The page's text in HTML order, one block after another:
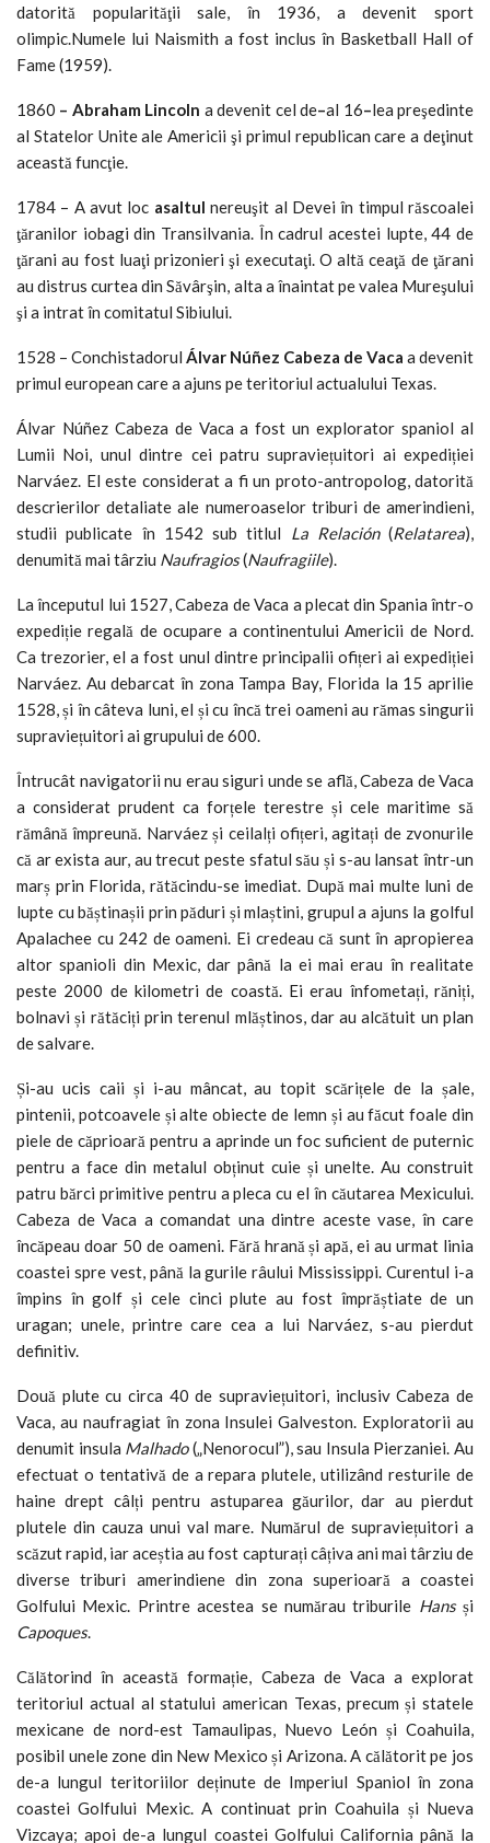
datorită popularităţii sale, în 1936, a devenit sport
olimpic.Numele lui Naismith a fost inclus în Basketball Hall of
Fame (1959).
1860 – Abraham Lincoln a devenit cel de–al 16–lea preşedinte
al Statelor Unite ale Americii şi primul republican care a deţinut
această funcţie.
1784 – A avut loc asaltul nereuşit al Devei în timpul răscoalei
ţăranilor iobagi din Transilvania. În cadrul acestei lupte, 44 de
ţărani au fost luaţi prizonieri şi executaţi. O altă ceaţă de ţărani
au distrus curtea din Săvârşin, alta a înaintat pe valea Mureşului
şi a intrat în comitatul Sibiului.
1528 – Conchistadorul Álvar Núñez Cabeza de Vaca a devenit
primul european care a ajuns pe teritoriul actualului Texas.
Álvar Núñez Cabeza de Vaca a fost un explorator spaniol al
Lumii Noi, unul dintre cei patru supraviețuitori ai expediției
Narváez. El este considerat a fi un proto-antropolog, datorită
descrierilor detaliate ale numeroaselor triburi de amerindieni,
studii publicate în 1542 sub titlul La Relación(Relatarea),
denumită mai târziu Naufragios(Naufragiile).
La începutul lui 1527, Cabeza de Vaca a plecat din Spania într-o
expediție regală de ocupare a continentului Americii de Nord.
Ca trezorier, el a fost unul dintre principalii ofițeri ai expediției
Narváez. Au debarcat în zona Tampa Bay, Florida la 15 aprilie
1528, și în câteva luni, el și cu încă trei oameni au rămas singurii
supraviețuitori ai grupului de 600.
Întrucât navigatorii nu erau siguri unde se află, Cabeza de Vaca
a considerat prudent ca forțele terestre și cele maritime să
rămână împreună. Narváez și ceilalți ofițeri, agitați de zvonurile
că ar exista aur, au trecut peste sfatul său și s-au lansat într-un
marș prin Florida, rătăcindu-se imediat. După mai multe luni de
lupte cu băștinașii prin păduri și mlaștini, grupul a ajuns la golful
Apalachee cu 242 de oameni. Ei credeau că sunt în apropierea
altor spanioli din Mexic, dar până la ei mai erau în realitate
peste 2000 de kilometri de coastă. Ei erau înfometați, răniți,
bolnavi și rătăciți prin terenul mlăștinos, dar au alcătuit un plan
de salvare.
Și-au ucis caii și i-au mâncat, au topit scărițele de la șale,
pintenii, potcoavele și alte obiecte de lemn și au făcut foale din
piele de căprioară pentru a aprinde un foc suficient de puternic
pentru a face din metalul obținut cuie și unelte. Au construit
patru bărci primitive pentru a pleca cu el în căutarea Mexicului.
Cabeza de Vaca a comandat una dintre aceste vase, în care
încăpeau doar 50 de oameni. Fără hrană și apă, ei au urmat linia
coastei spre vest, până la gurile râului Mississippi. Curentul i-a
împins în golf și cele cinci plute au fost împrăștiate de un
uragan; unele, printre care cea a lui Narváez, s-au pierdut
definitiv.
Două plute cu circa 40 de supraviețuitori, inclusiv Cabeza de
Vaca, au naufragiat în zona Insulei Galveston. Exploratorii au
denumit insula Malhado(„Nenorocul”), sau Insula Pierzaniei. Au
efectuat o tentativă de a repara plutele, utilizând resturile de
haine drept câlți pentru astuparea găurilor, dar au pierdut
plutele din cauza unui val mare. Numărul de supraviețuitori a
scăzut rapid, iar aceștia au fost capturați câțiva ani mai târziu de
diverse triburi amerindiene din zona superioară a coastei
Golfului Mexic. Printre acestea se numărau triburile Hansși
Capoques.
Călătorind în această formație, Cabeza de Vaca a explorat
teritoriul actual al statului american Texas, precum și statele
mexicane de nord-est Tamaulipas, Nuevo León și Coahuila,
posibil unele zone din New Mexico și Arizona. A călătorit pe jos
de-a lungul teritoriilor deținute de Imperiul Spaniol în zona
coastei Golfului Mexic. A continuat prin Coahuila și Nueva
Vizcaya; apoi de-a lungul coastei Golfului California până la